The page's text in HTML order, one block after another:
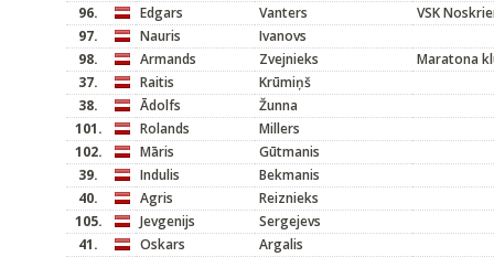
96.
Edgars Vanters
VSK
97.
Nauris
Ivanovs
98.
Armands Zvejnieks
Maratona
37.
Raitis
Krūmiņš
38.
Ādolfs
Žunna
101.
Rolands
Millers
102.
Māris
Gūtmanis
39.
Indulis
Bekmanis
40.
Agris
Reiznieks
105.
Jevgenijs
Sergejevs
41.
Oskars
Argalis